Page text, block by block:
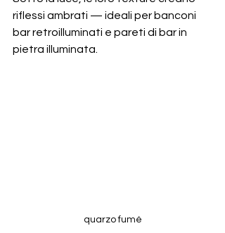
riflessi ambrati — ideali per banconi
bar retroilluminati e pareti di bar in
pietra illuminata.
quarzo fumé